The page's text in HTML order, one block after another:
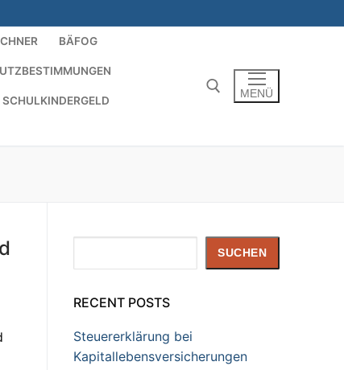
BÄFOG
SCHULKINDERGELD
MENÜ
SUCHEN
RECENT POSTS
Steuererklärung bei
Kapitallebensversicherungen